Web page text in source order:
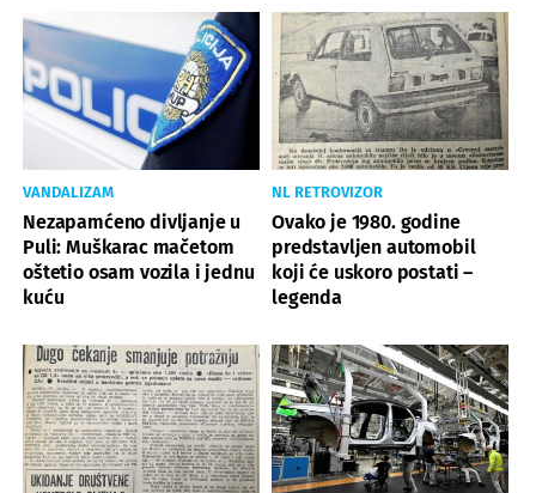
VANDALIZAM
Nezapamćeno divljanje u
Puli: Muškarac mačetom
oštetio osam vozila i jednu
kuću
NL RETROVIZOR
Ovako je 1980. godine
predstavljen automobil
koji će uskoro postati –
legenda